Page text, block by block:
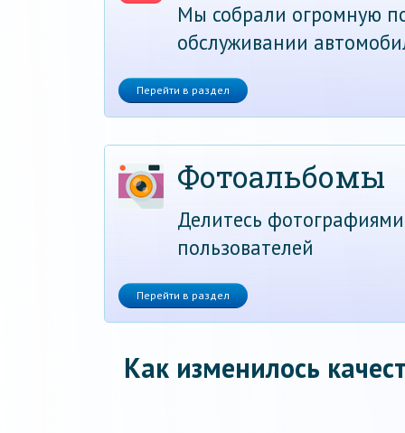
Мы собрали огромную
обслуживании
Перейти в раздел
Фотоальбомы
Делитесь
пользователей
Перейти в раздел
Как изменилось